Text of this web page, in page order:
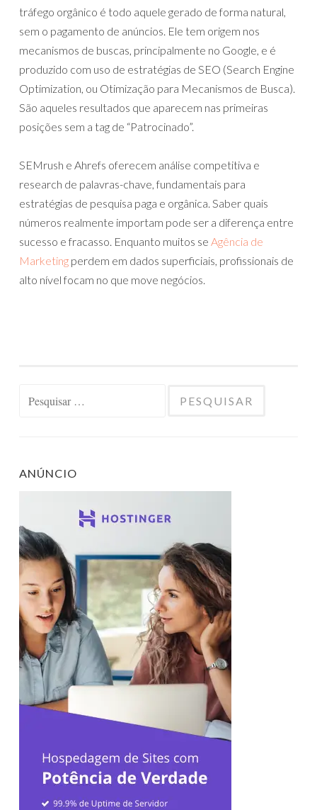
tráfego orgânico é todo aquele gerado de forma natural,
sem o pagamento de anúncios. Ele tem origem nos
mecanismos de buscas, principalmente no Google, e é
produzido com uso de estratégias de SEO (Search Engine
Optimization, ou Otimização para Mecanismos de Busca).
São aqueles resultados que aparecem nas primeiras
posições sem a tag de “Patrocinado”.
SEMrush e Ahrefs oferecem análise competitiva e
research de palavras-chave, fundamentais para
estratégias de pesquisa paga e orgânica. Saber quais
números realmente importam pode ser a diferença entre
sucesso e fracasso. Enquanto muitos se Agência de
Marketing perdem em dados superficiais, profissionais de
alto nível focam no que move negócios.
ANÚNCIO